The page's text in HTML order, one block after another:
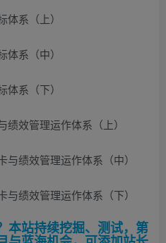
体系（上）
体系（中）
体系（下）
绩效管理运作体系（上）
与绩效管理运作体系（中）
与绩效管理运作体系（下）
本站持续挖掘、测试，第